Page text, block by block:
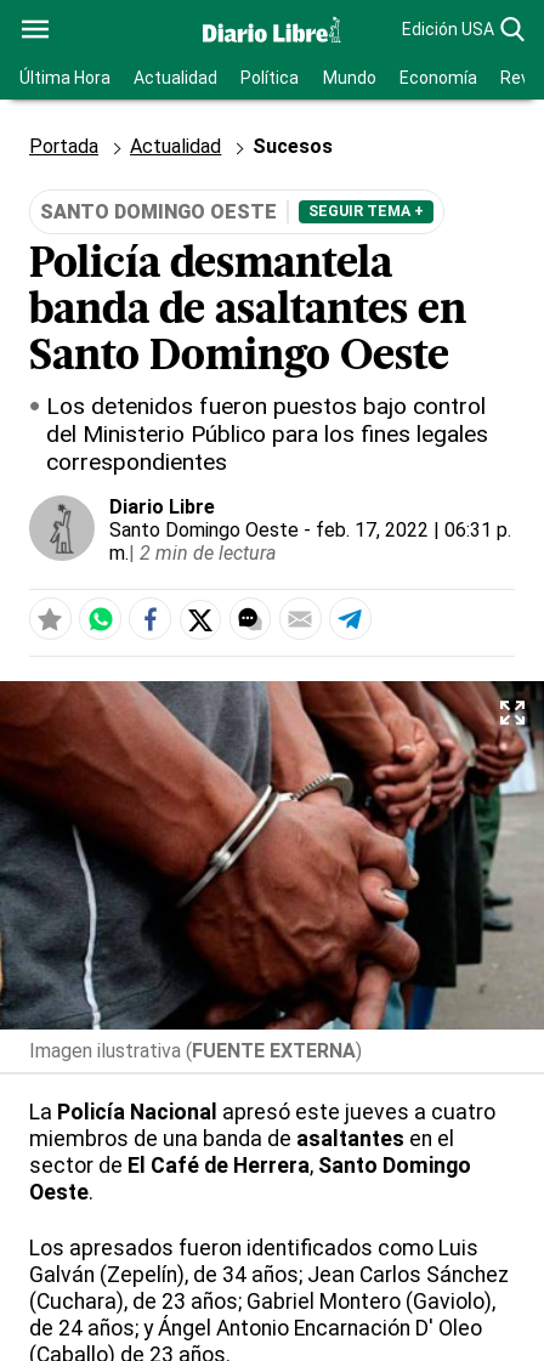
Edición USA
Última Hora Actualidad Política Mundo Economía
Portada Actualidad Sucesos
SANTO DOMINGO OESTE SEGUIR TEMA +
Policía desmantela
banda de asaltantes en
Santo Domingo Oeste
Los detenidos fueron puestos bajo control
del Ministerio Público para los fines legales
correspondientes
Diario Libre
Santo Domingo Oeste - feb. 17, 2022 | 06:31 p.
m.| 2 min de lectura
Imagen ilustrativa (FUENTE EXTERNA)
La Policía Nacional apresó este jueves a cuatro
miembros de una banda de asaltantes en el
sector de El Café de Herrera, Santo Domingo
Oeste.
Los apresados fueron identificados como Luis
Galván (Zepelín), de 34 años; Jean Carlos Sánchez
(Cuchara), de 23 años; Gabriel Montero (Gaviolo),
de 24 años; y Ángel Antonio Encarnación D' Oleo
(Caballo) de 23 años.